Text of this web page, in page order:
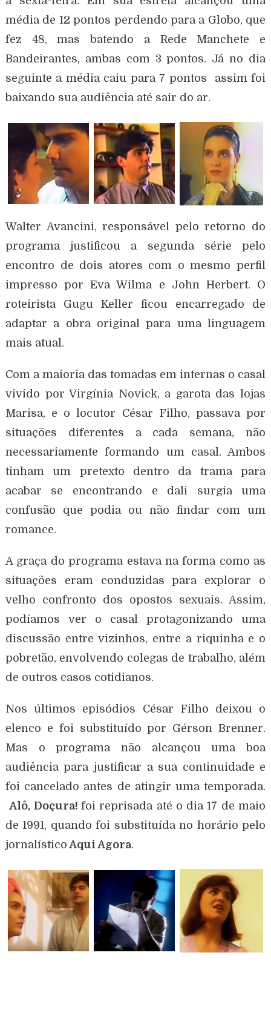
média de 12 pontos perdendo para a Globo, que
fez 48, mas batendo a Rede Manchete e
Bandeirantes, ambas com 3 pontos. Já no dia
seguinte a média caiu para 7 pontos assim foi
baixando sua audiência até sair do ar.
Walter Avancini, responsável pelo retorno do
programa justificou a segunda série pelo
encontro de dois atores com o mesmo perfil
impresso por Eva Wilma e John Herbert. O
roteirista Gugu Keller ficou encarregado de
adaptar a obra original para uma linguagem
mais atual.
Com a maioria das tomadas em internas o casal
vivido por Virgínia Novick, a garota das lojas
Marisa, e o locutor César Filho, passava por
situações diferentes a cada semana, não
necessariamente formando um casal. Ambos
tinham um pretexto dentro da trama para
acabar se encontrando e dali surgia uma
confusão que podia ou não findar com um
romance.
A graça do programa estava na forma como as
situações eram conduzidas para explorar o
velho confronto dos opostos sexuais. Assim,
podíamos ver o casal protagonizando uma
discussão entre vizinhos, entre a riquinha e o
pobretão, envolvendo colegas de trabalho, além
de outros casos cotidianos.
Nos últimos episódios César Filho deixou o
elenco e foi substituído por Gérson Brenner.
Mas o programa não alcançou uma boa
audiência para justificar a sua continuidade e
foi cancelado antes de atingir uma temporada.
Alô, Doçura! foi reprisada até o dia 17 de maio
de 1991, quando foi substituída no horário pelo
jornalístico Aqui Agora.